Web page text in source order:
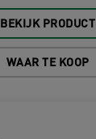
BEKIJK PRODUCT
WAAR TE KOOP